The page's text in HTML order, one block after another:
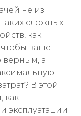
не из
сложных
как
чтобы ваше
верным, а
В этой
как
эксплуатации